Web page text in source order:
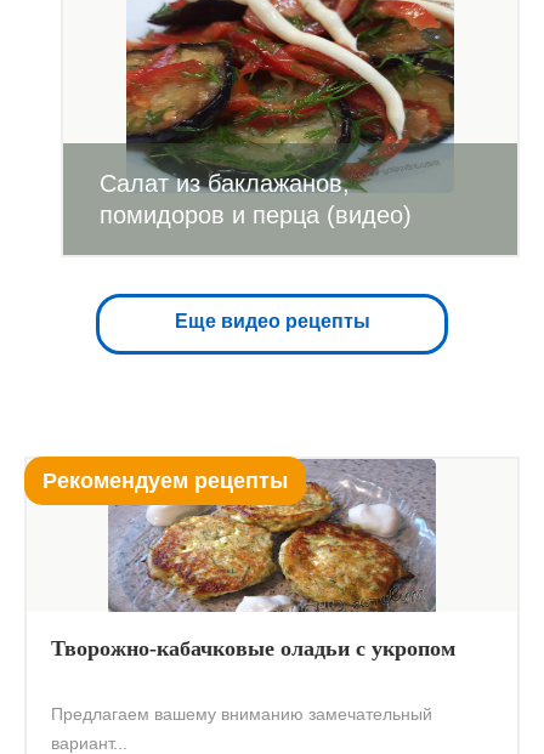
Салат из баклажанов,
помидоров и перца (видео)
Еще видео рецепты
Рекомендуем рецепты
Творожно-кабачковые оладьи с укропом
Предлагаем вашему вниманию замечательный
вариант...